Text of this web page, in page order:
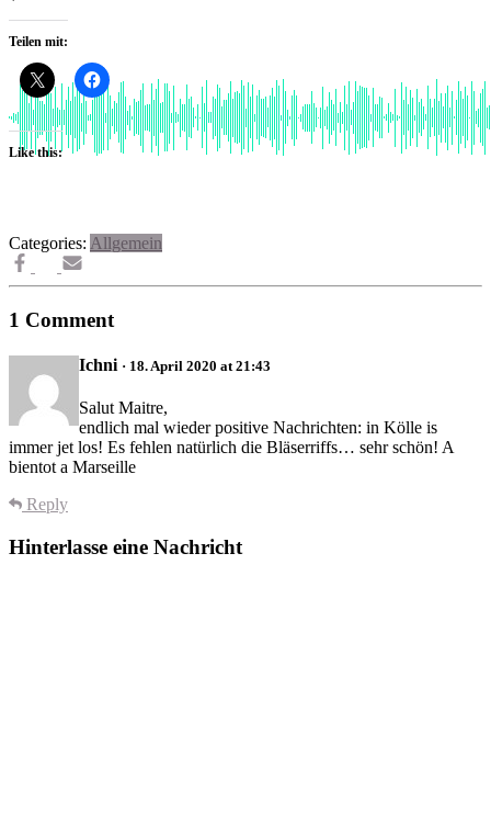
Teilen mit:
Like this:
Categories: Allgemein
1 Comment
Ichni · 18. April 2020 at 21:43
Salut Maitre,
endlich mal wieder positive Nachrichten: in Kölle is
immer jet los! Es fehlen natürlich die Bläserriffs… sehr schön! A
bientot a Marseille
Reply
Hinterlasse eine Nachricht